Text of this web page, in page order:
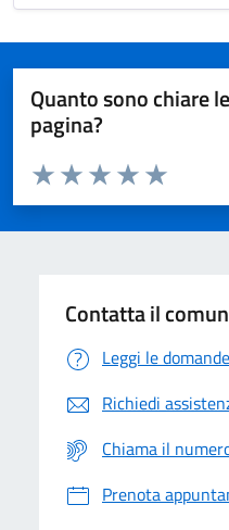
Quanto sono chiare
pagina?
Domanda
Valuta da 1 a 5 stelle la pagina
Valuta 5
Valuta 4 stelle
Valuta 3 stelle su 5
Valuta 2 stelle su 5
Valuta 1 stelle su 5
Contatta il
Leggi le
Richiedi
Chiama il
Prenota